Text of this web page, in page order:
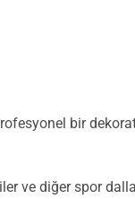
bir
ve diğer spor